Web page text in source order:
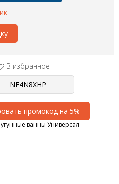
В избранное
промокод на 5%
ванны Универсал